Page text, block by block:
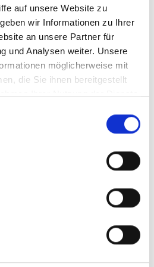
auf unsere Website zu
wir Informationen zu Ihrer
an unsere Partner für
und Analysen weiter. Unsere
möglicherweise mit
die Sie ihnen bereitgestellt
Ihrer Nutzung der Dienste
entfernt, hat der
einen ...